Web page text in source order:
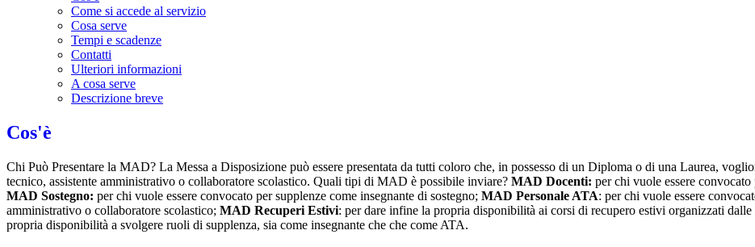
Come si accede al servizio
Cosa serve
Tempi e scadenze
Contatti
Ulteriori informazioni
A cosa serve
Descrizione breve
Cos'è
Chi Può Presentare la MAD? La Messa a Disposizione può essere presentata da tutti coloro che, in possesso di un Diploma o di una Laurea,
tecnico, assistente amministrativo o collaboratore scolastico. Quali tipi di MAD è possibile inviare? MAD Docenti: per chi vuole essere
MAD Sostegno: per chi vuole essere convocato per supplenze come insegnante di sostegno; MAD Personale ATA: per chi vuole essere
amministrativo o collaboratore scolastico; MAD Recuperi Estivi: per dare infine la propria disponibilità ai corsi di recupero estivi organizzati
propria disponibilità a svolgere ruoli di supplenza, sia come insegnante che che come ATA.